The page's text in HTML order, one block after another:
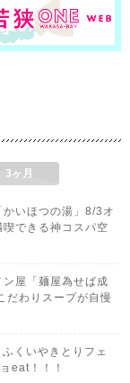
3ヶ月
かいほつの湯」8/3オ
できる神コスパ空
ン屋「麺屋為せば成
だわりスープが自慢
くいやきとりフェ
eat！！！